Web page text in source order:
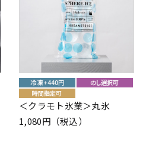
＜クラモト氷業＞丸氷
1,080円（税込）